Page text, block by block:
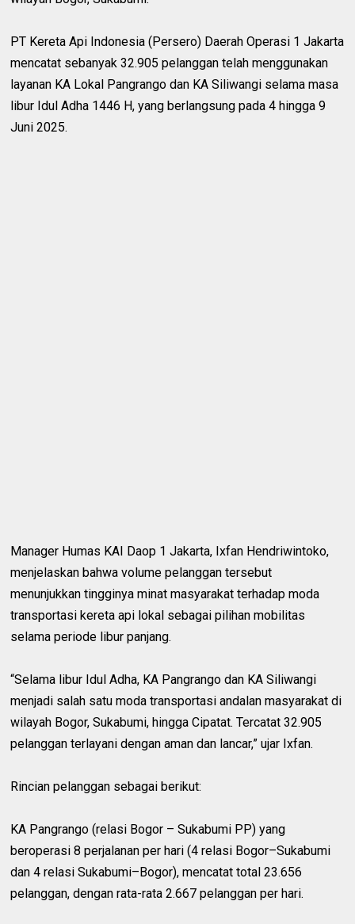
PT Kereta Api Indonesia (Persero) Daerah Operasi 1 Jakarta
mencatat sebanyak 32.905 pelanggan telah menggunakan
layanan KA Lokal Pangrango dan KA Siliwangi selama masa
libur Idul Adha 1446 H, yang berlangsung pada 4 hingga 9
Juni 2025.
Manager Humas KAI Daop 1 Jakarta, Ixfan Hendriwintoko,
menjelaskan bahwa volume pelanggan tersebut
menunjukkan tingginya minat masyarakat terhadap moda
transportasi kereta api lokal sebagai pilihan mobilitas
selama periode libur panjang.
“Selama libur Idul Adha, KA Pangrango dan KA Siliwangi
menjadi salah satu moda transportasi andalan masyarakat di
wilayah Bogor, Sukabumi, hingga Cipatat. Tercatat 32.905
pelanggan terlayani dengan aman dan lancar,” ujar Ixfan.
Rincian pelanggan sebagai berikut:
KA Pangrango (relasi Bogor – Sukabumi PP) yang
beroperasi 8 perjalanan per hari (4 relasi Bogor–Sukabumi
dan 4 relasi Sukabumi–Bogor), mencatat total 23.656
pelanggan, dengan rata-rata 2.667 pelanggan per hari.